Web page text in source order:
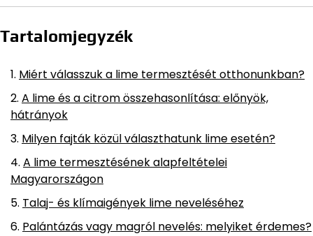
Tartalomjegyzék
Miért válasszuk a lime termesztését otthonunkban?
A lime és a citrom összehasonlítása: előnyök,
hátrányok
Milyen fajták közül választhatunk lime esetén?
A lime termesztésének alapfeltételei
Magyarországon
Talaj- és klímaigények lime neveléséhez
Palántázás vagy magról nevelés: melyiket érdemes?